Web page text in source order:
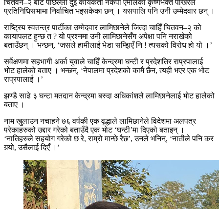
चितवन–२ बाट पछिल्लो दुई कार्यकर्ता नेकपा एमालेका कृष्णभक्त पोखरेल
प्रतिनिधिसभामा निर्वाचित भइसकेका छन् । यसपालि पनि उनी उम्मेदवार छन् ।
राष्ट्रिय स्वतन्त्र पार्टीका उम्मेदवार लामिछानेले जित्दा चाहिँ चितवन–२ को
कायापलट हुन्छ त ? यो प्रश्नमा उनी लामिछानेसँग अपेक्षा पनि नराखेको
बताउँछन् । भन्छन्, ‘जसले हामीलाई भेडा सम्झिएँ नि ! त्यसको विरोध हो यो ।’
सर्वेक्षणमा सहभागी अर्का युवाले चाहिँ केन्द्रमा घन्टी र प्रदेशतिर राप्रपालाई
भोट हालेको बताए । भन्छन्, ‘नेपालमा प्रदेशको कामै छैन, त्यही भएर एक भोट
राप्रपालाई ।’
झण्डै साढे ३ घन्टा मतदान केन्द्रमा बस्दा अधिकांशले लामिछानेलाई भोट हालेको
बताए ।
नाम खुलाउन नचाहने ७६ वर्षकी एक वृद्धाले लामिछानेले विदेशमा अलपत्र
परेकाहरुको उद्दार गरेको बताउँदै एक भोट ‘घन्टी’मा दिएको बताइन् ।
‘नातिहरुले सहयोग गरेको छ रे, राम्रो मान्छे रैछ’, उनले भनिन्, ‘नातीले पनि कर
गर्‍यो, उसैलाई दिएँ ।’